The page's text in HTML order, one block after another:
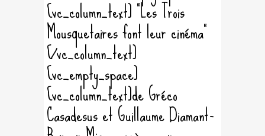
[vc_column_text] "Les Trois
Mousquetaires font leur cinéma"
[/vc_column_text]
[vc_empty_space]
[vc_column_text]de Gréco
Casadesus et Guillaume Diamant-